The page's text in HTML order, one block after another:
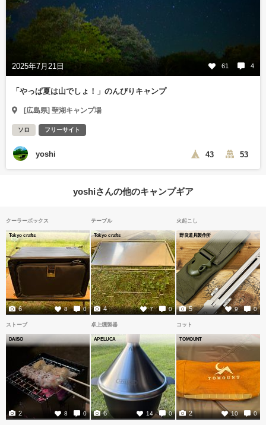
2025年7月21日 61 4
「やっぱ夏は山でしょ！」のんびりキャンプ
[広島県] 聖湖キャンプ場
ソロ フリーサイト
yoshi 43 53
yoshiさんの他のキャンプギア
クーラーボックス
Tokyo crafts
8 0
6
テーブル
Tokyo crafts
7 0
4
火起こし
野良道具製作所
9 0
5
ストーブ
DAISO
8 0
2
卓上燻製器
APELUCA
14 0
6
コット
TOMOUNT
10 0
2